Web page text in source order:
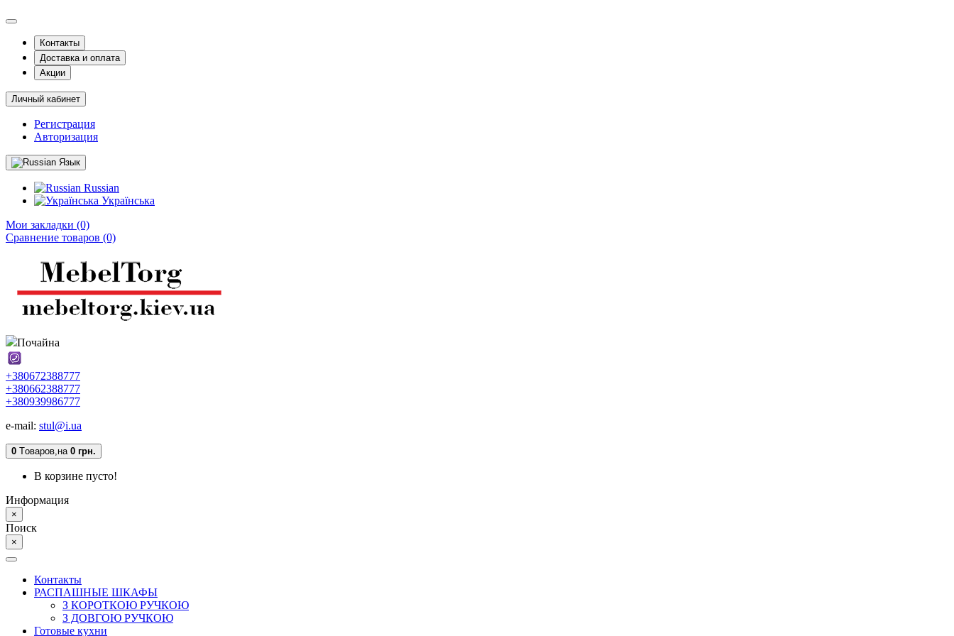
Контакты
Доставка и оплата
Акции
Личный кабинет
Регистрация
Авторизация
Язык
Russian
Українська
Мои закладки (0)
Сравнение товаров (0)
Почайна
+380672388777
+380662388777
+380939986777
e-mail: stul@i.ua
0 Tоваров,на 0 грн.
В корзине пусто!
Информация
×
Поиск
×
Контакты
РАСПАШНЫЕ ШКАФЫ
З КОРОТКОЮ РУЧКОЮ
З ДОВГОЮ РУЧКОЮ
Готовые кухни